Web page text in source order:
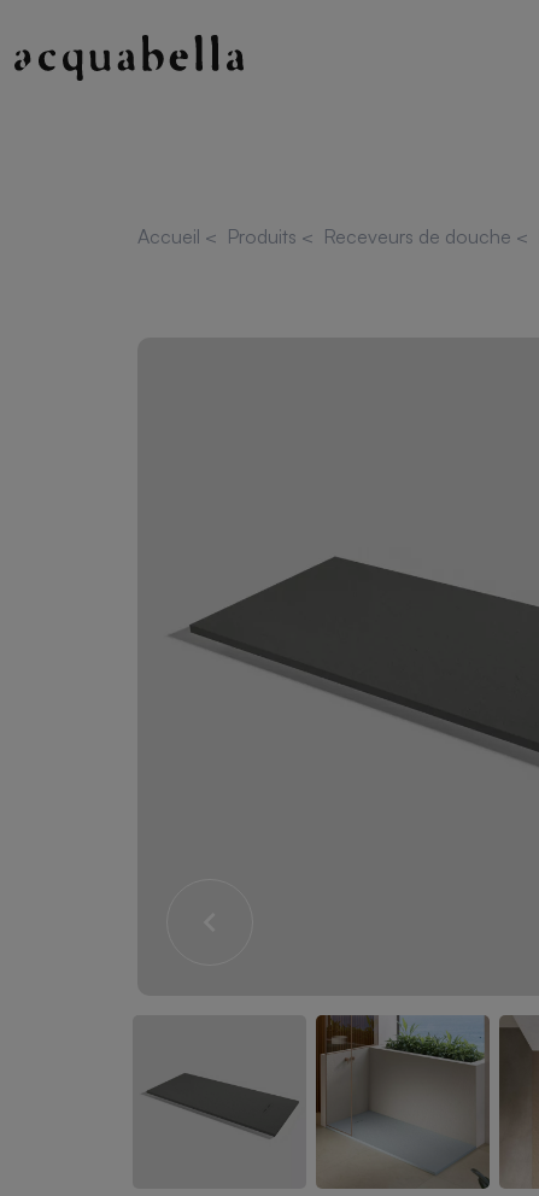
Accueil < Produits < Receveurs de douche <